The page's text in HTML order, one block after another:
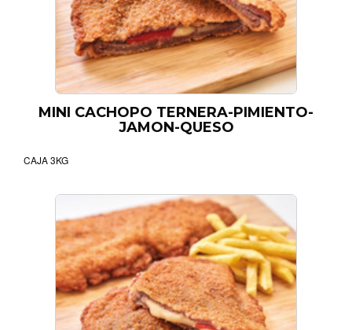
MINI CACHOPO TERNERA-PIMIENTO-
JAMON-QUESO
CAJA 3KG